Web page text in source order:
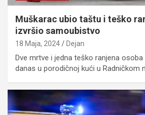
Muškarac ubio taštu i teško
izvršio samoubistvo
18 Maja, 2024 Dejan
Dve mrtve i jedna teško ranjena
danas u porodičnoj kući u Radničkom